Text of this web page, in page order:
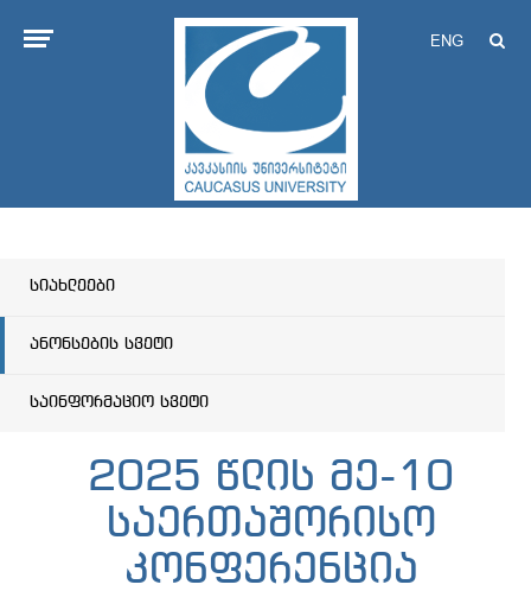
ENG
სიახლეები
ანონსების სვეტი
საინფორმაციო სვეტი
2025 წლის მე-10
საერთაშორისო
კონფერენცია